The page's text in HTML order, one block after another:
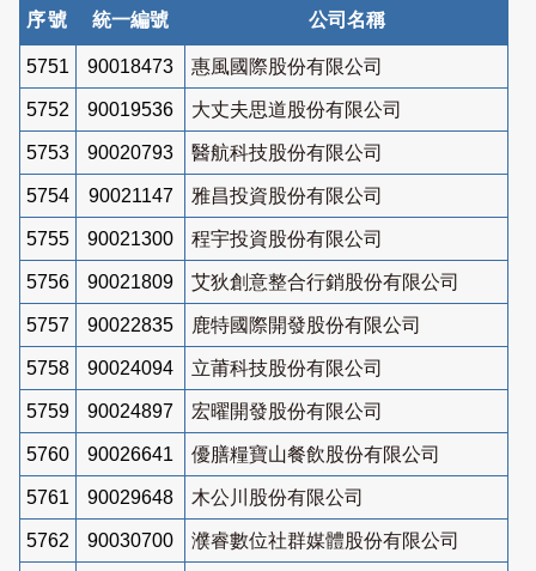
序號 統一編號 公司名稱
5751 90018473 惠風國際股份有限公司
5752 90019536 大丈夫思道股份有限公司
5753 90020793 醫航科技股份有限公司
5754 90021147 雅昌投資股份有限公司
5755 90021300 程宇投資股份有限公司
5756 90021809 艾狄創意整合行銷股份有限公司
5757 90022835 鹿特國際開發股份有限公司
5758 90024094 立莆科技股份有限公司
5759 90024897 宏曜開發股份有限公司
5760 90026641 優膳糧寶山餐飲股份有限公司
5761 90029648 木公川股份有限公司
5762 90030700 濮睿數位社群媒體股份有限公司